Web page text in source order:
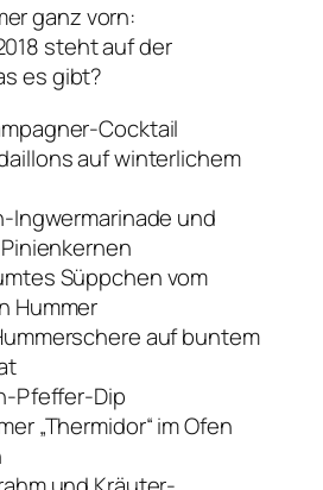
ganz vorn:
steht auf der
es gibt?
Cocktail
auf winterlichem
Ingwermarinade und
Süppchen vom
Hummer
auf buntem
Pfeffer-Dip
„Thermidor“ im Ofen